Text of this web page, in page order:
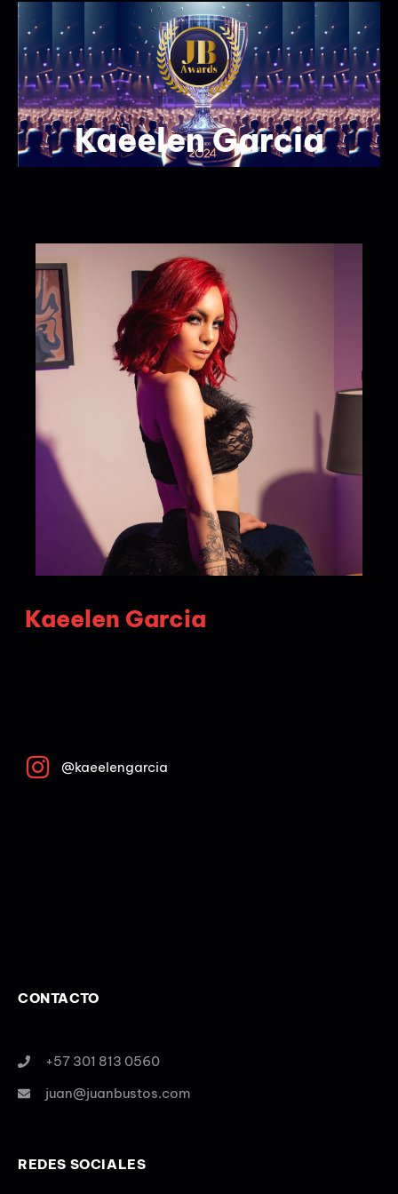
Kaeelen Garcia
Kaeelen Garcia
@kaeelengarcia
CONTACTO
+57 301 813 0560
juan@juanbustos.com
REDES SOCIALES